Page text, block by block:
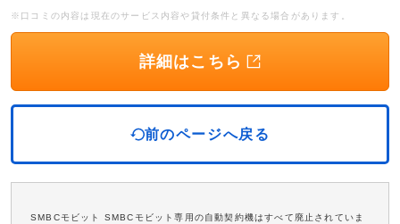
※口コミの内容は現在のサービス内容や貸付条件と異なる場合があります。
詳細はこちら
前のページへ戻る
SMBCモビット SMBCモビット専用の自動契約機はすべて廃止されていま